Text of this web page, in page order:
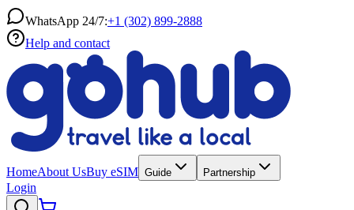
WhatsApp 24/7:+1 (302) 899-2888
Help and contact
HomeAbout UsBuy eSIM Guide Partnership
Login